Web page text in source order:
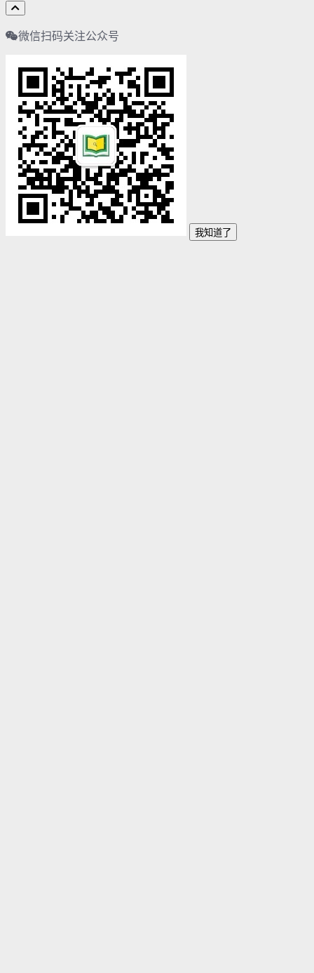
微信扫码关注公众号
我知道了